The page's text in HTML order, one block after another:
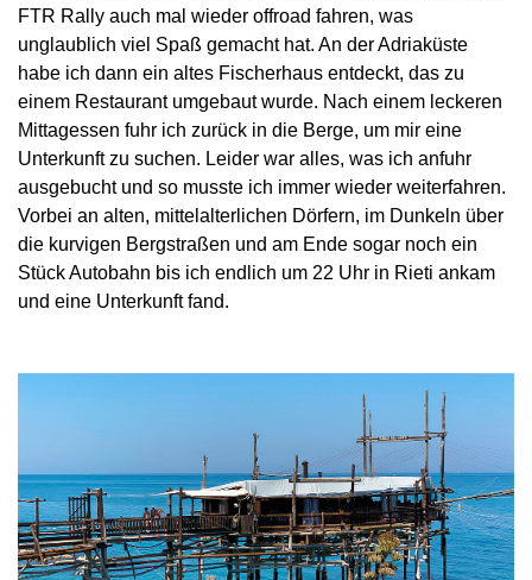
FTR Rally auch mal wieder offroad fahren, was
unglaublich viel Spaß gemacht hat. An der Adriaküste
habe ich dann ein altes Fischerhaus entdeckt, das zu
einem Restaurant umgebaut wurde. Nach einem leckeren
Mittagessen fuhr ich zurück in die Berge, um mir eine
Unterkunft zu suchen. Leider war alles, was ich anfuhr
ausgebucht und so musste ich immer wieder weiterfahren.
Vorbei an alten, mittelalterlichen Dörfern, im Dunkeln über
die kurvigen Bergstraßen und am Ende sogar noch ein
Stück Autobahn bis ich endlich um 22 Uhr in Rieti ankam
und eine Unterkunft fand.